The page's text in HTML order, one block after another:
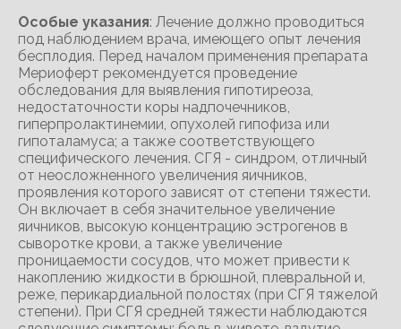
Особые указания: Лечение должно проводиться
под наблюдением врача, имеющего опыт лечения
бесплодия. Перед началом применения препарата
Мериоферт рекомендуется проведение
обследования для выявления гипотиреоза,
недостаточности коры надпочечников,
гиперпролактинемии, опухолей гипофиза или
гипоталамуса; а также соответствующего
специфического лечения. СГЯ - синдром, отличный
от неосложненного увеличения яичников,
проявления которого зависят от степени тяжести.
Он включает в себя значительное увеличение
яичников, высокую концентрацию эстрогенов в
сыворотке крови, а также увеличение
проницаемости сосудов, что может привести к
накоплению жидкости в брюшной, плевральной и,
реже, перикардиальной полостях (при СГЯ тяжелой
степени). При СГЯ средней тяжести наблюдаются